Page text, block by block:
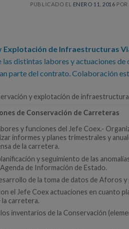
PUBLICADO EL ENERO 11, 2016 POR
Explotación de Infraestructuras
distintas labores y actuaciones de
parte del contrato. Colaboración
y explotación de
de Conservación de Carreteras
y funciones del Jefe Coex.-
informes y planes trimestrales y
de la carretera.
y seguimiento de las
de Información de Estado.
de la toma de datos de Aforos
el Jefe Coex actuaciones en cuanto
la carretera.
inventarios de la Conservación